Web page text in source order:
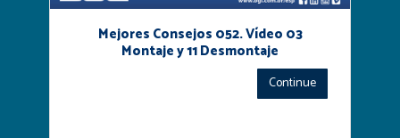
Mejores Consejos 052. Vídeo 03
Montaje y 11 Desmontaje
Continue